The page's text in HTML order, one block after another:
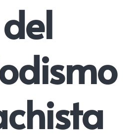
del